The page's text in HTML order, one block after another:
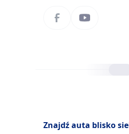
Znajdź auta blisko